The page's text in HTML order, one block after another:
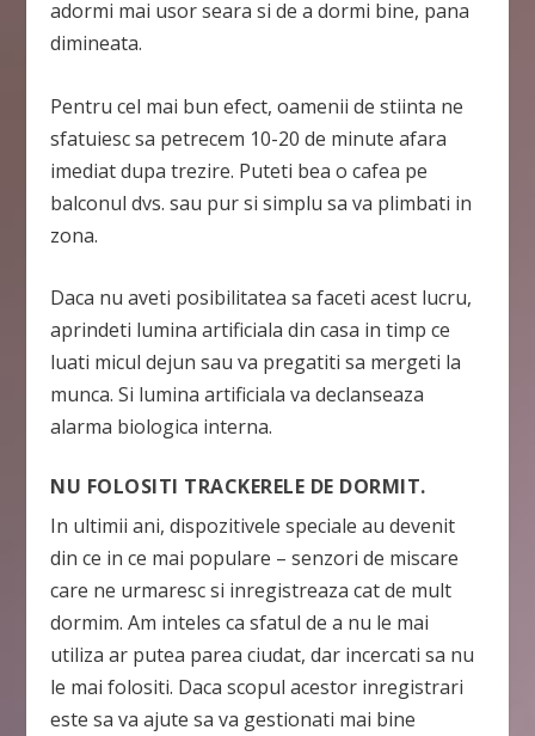
adormi mai usor seara si de a dormi bine, pana
dimineata.
Pentru cel mai bun efect, oamenii de stiinta ne
sfatuiesc sa petrecem 10-20 de minute afara
imediat dupa trezire. Puteti bea o cafea pe
balconul dvs. sau pur si simplu sa va plimbati in
zona.
Daca nu aveti posibilitatea sa faceti acest lucru,
aprindeti lumina artificiala din casa in timp ce
luati micul dejun sau va pregatiti sa mergeti la
munca. Si lumina artificiala va declanseaza
alarma biologica interna.
NU FOLOSITI TRACKERELE DE DORMIT.
In ultimii ani, dispozitivele speciale au devenit
din ce in ce mai populare – senzori de miscare
care ne urmaresc si inregistreaza cat de mult
dormim. Am inteles ca sfatul de a nu le mai
utiliza ar putea parea ciudat, dar incercati sa nu
le mai folositi. Daca scopul acestor inregistrari
este sa va ajute sa va gestionati mai bine